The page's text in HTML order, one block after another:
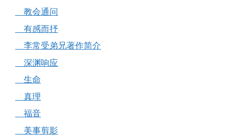
教会通问
有感而抒
李常受弟兄著作简介
深渊响应
生命
真理
福音
美事剪影